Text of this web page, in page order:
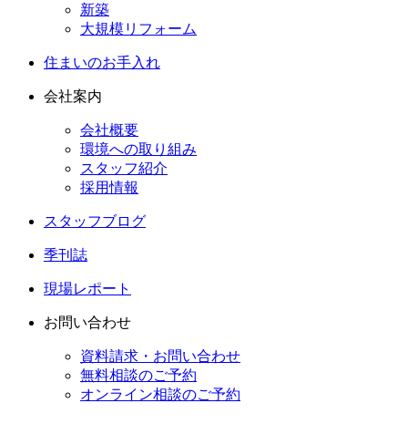
新築
大規模リフォーム
住まいのお手入れ
会社案内
会社概要
環境への取り組み
スタッフ紹介
採用情報
スタッフブログ
季刊誌
現場レポート
お問い合わせ
資料請求・お問い合わせ
無料相談のご予約
オンライン相談のご予約